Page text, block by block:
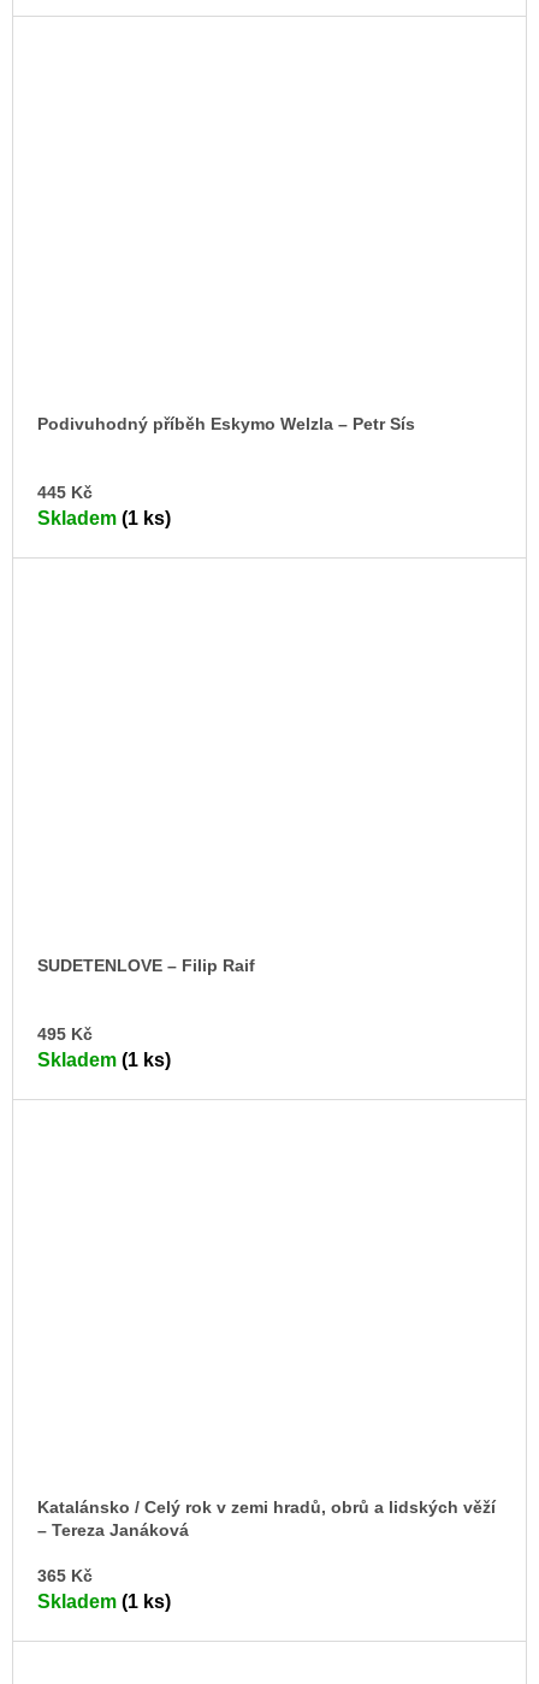
Podivuhodný příběh Eskymo Welzla – Petr Sís
445 Kč
Skladem (1 ks)
SUDETENLOVE – Filip Raif
495 Kč
Skladem (1 ks)
Katalánsko / Celý rok v zemi hradů, obrů a lidských věží
– Tereza Janáková
365 Kč
Skladem (1 ks)